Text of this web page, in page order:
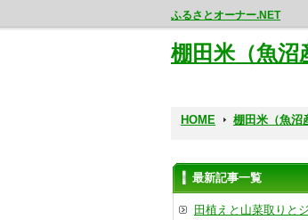
ふるさとオーナー.NET
棚田米（魚沼
HOME 棚田米（魚沼
最新記事一覧
田植えと山菜取りと